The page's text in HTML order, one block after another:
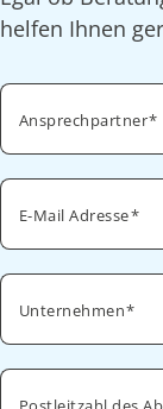
helfen Ihnen
Ansprechpartner
E-Mail Adresse
Unternehmen